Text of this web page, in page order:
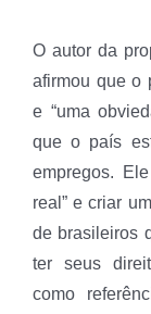
O autor da
afirmou que o
e “uma
que o país
empregos.
real” e criar
de brasileiros
ter seus
como